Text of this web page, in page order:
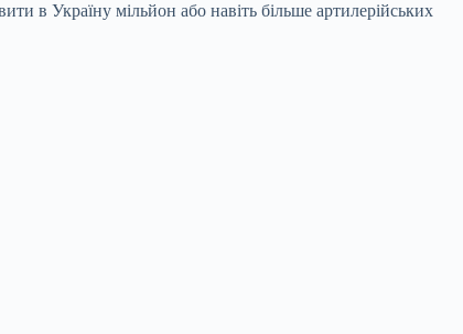
в Україну мільйон або навіть більше артилерійських